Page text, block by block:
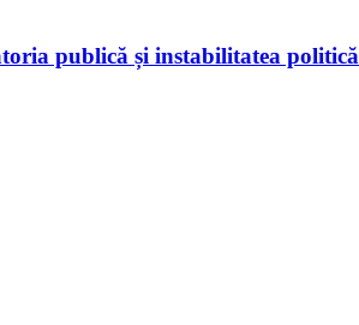
publică și instabilitatea politică